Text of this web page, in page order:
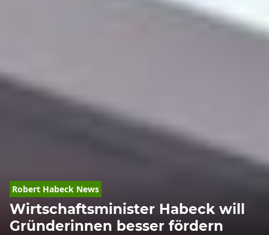
Robert Habeck News
Wirtschaftsminister Habeck will
Gründerinnen besser fördern